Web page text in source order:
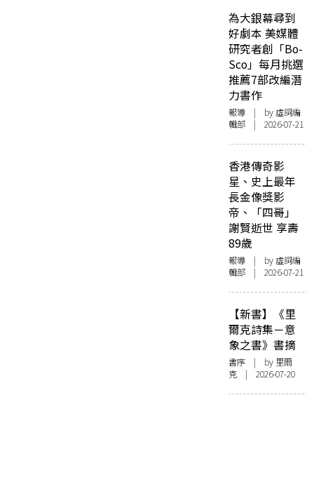
為大銀幕尋到
好劇本 美媒體
研究者創「Bo-
Sco」每月挑選
推薦7部改編潛
力書作
報導 | by 虛詞編
輯部 | 2026-07-21
香港傳奇影
星、史上最年
長金像獎影
帝、「四哥」
謝賢逝世 享壽
89歲
報導 | by 虛詞編
輯部 | 2026-07-21
【新書】《里
爾克詩集－意
象之書》書摘
書序 | by 里爾
克 | 2026-07-20